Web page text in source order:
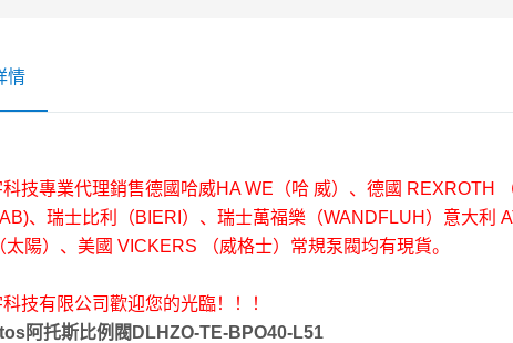
情
科技專業代理銷售德國哈威HA WE（哈 威）、德國 REXROTH
、瑞士比利（BIERI）、瑞士萬福樂（WANDFLUH）意大利
太陽）、美國 VICKERS （威格士）常規泵閥均有現貨。
技有限公司歡迎您的光臨！！！
阿托斯比例閥DLHZO-TE-BPO40-L51